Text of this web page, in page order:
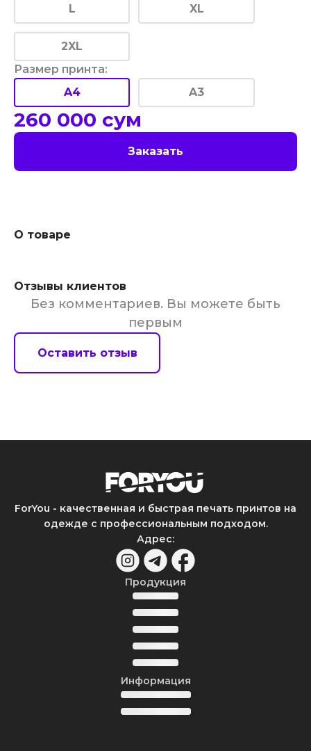
L XL
2XL
Размер принта:
A4
A3
260 000 сум
Заказать
О товаре
Отзывы клиентов
Без комментариев. Вы можете быть
первым
Оставить отзыв
ForYou - качественная и быстрая печать принтов на
одежде с профессиональным подходом.
Адрес:
Продукция
Информация